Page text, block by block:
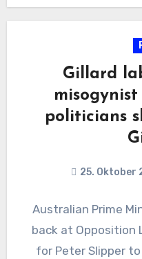
Gillard
politicians
25. Oktober
Australian Prime
back at Opposition
for Peter Slipper